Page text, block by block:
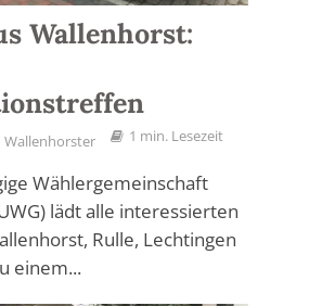
Wallenhorst:
Wallenhorster 1 min. Lesezeit
Wählergemeinschaft
lädt alle interessierten
Rulle, Lechtingen
einem...